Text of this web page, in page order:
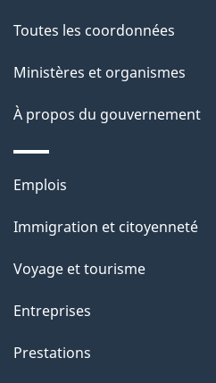
p
a
g
e
Toutes les coordonnées
Ministères et organismes
À propos du gouvernement
Thèmes
sujets
Emplois
Immigration et citoyenneté
Voyage et tourisme
Entreprises
Prestations